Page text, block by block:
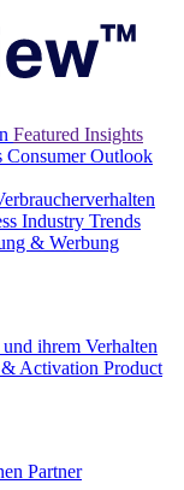
Featured Insights
Consumer Outlook
Industry Trends
& Werbung
ihrem Verhalten
Activation Product
Partner